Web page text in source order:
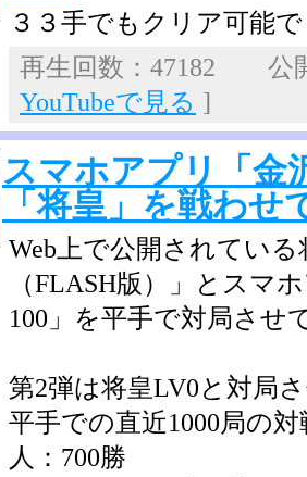
３３手でもクリア可能
再生回数：47182 公
YouTubeで見る ]
スマホアプリ「金
「将皇」を戦わせ
Web上で公開されてい
（FLASH版）」とスマ
100」を平手で対局させ
第2弾は将皇LV0と対局
平手での直近1000局の
人：700勝